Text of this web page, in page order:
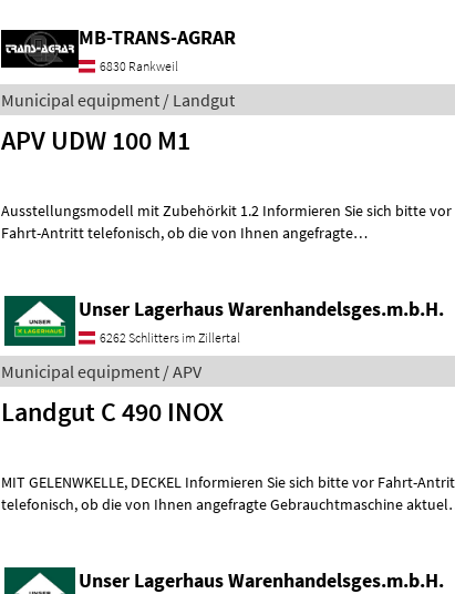
MB-TRANS-AGRAR
6830 Rankweil
Municipal equipment / Landgut
APV UDW 100 M1
Ausstellungsmodell mit Zubehörkit 1.2 Informieren Sie sich bitte vor
Fahrt-Antritt telefonisch, ob die von Ihnen angefragte
Unser Lagerhaus Warenhandelsges.m.b.H.
6262 Schlitters im Zillertal
Municipal equipment / APV
Landgut C 490 INOX
MIT GELENWKELLE, DECKEL Informieren Sie sich bitte vor Fahrt-Antritt
telefonisch, ob die von Ihnen angefragte Gebrauchtmaschine aktuell
Unser Lagerhaus Warenhandelsges.m.b.H.